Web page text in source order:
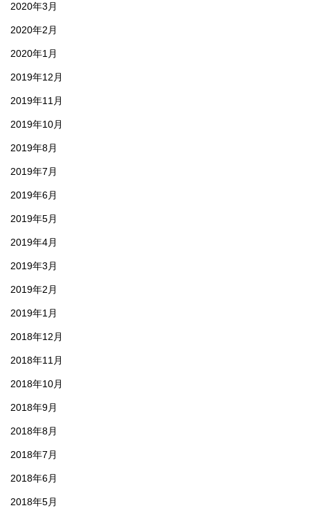
2020年3月
2020年2月
2020年1月
2019年12月
2019年11月
2019年10月
2019年8月
2019年7月
2019年6月
2019年5月
2019年4月
2019年3月
2019年2月
2019年1月
2018年12月
2018年11月
2018年10月
2018年9月
2018年8月
2018年7月
2018年6月
2018年5月